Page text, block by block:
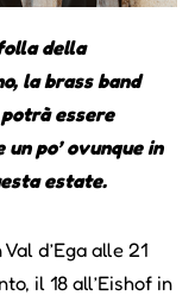
della
la brass band
essere
po’ ovunque in
estate.
d’Ega alle 21
il 18 all’Eishof in